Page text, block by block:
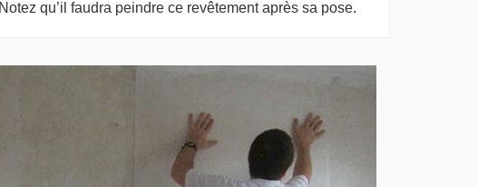
qu’il faudra peindre ce revêtement après sa pose.